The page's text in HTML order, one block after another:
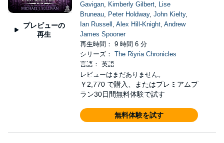
プレビューの
再生
Gavigan, Kimberly Gilbert, Lise
Bruneau, Peter Holdway, John Kielty,
Ian Russell , Alex Hill-Knight, Andrew
James Spooner
再生時間： 9 時間 6 分
シリーズ： The Riyria Chronicles
言語： 英語
レビューはまだありません。
￥2,770 で購入、またはプレミアムプ
ラン30日間無料体験で試す
無料体験を試す